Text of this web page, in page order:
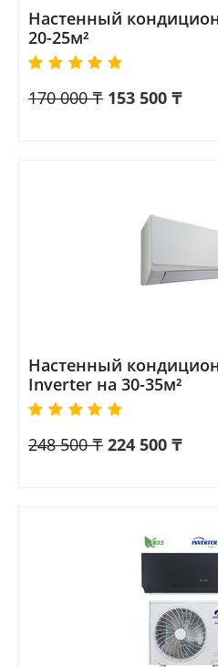
Настенный
20-25м²
170 000 ₸ 153 500 ₸
Настенный
Inverter на 30-35м²
248 500 ₸ 224 500 ₸